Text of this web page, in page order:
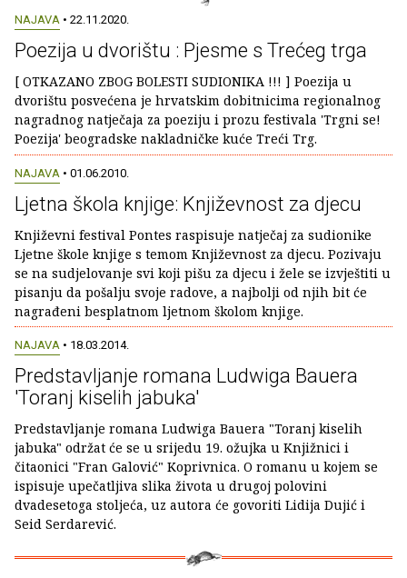
NAJAVA • 22.11.2020.
Poezija u dvorištu : Pjesme s Trećeg trga
[ OTKAZANO ZBOG BOLESTI SUDIONIKA !!! ] Poezija u
dvorištu posvećena je hrvatskim dobitnicima regionalnog
nagradnog natječaja za poeziju i prozu festivala 'Trgni se!
Poezija' beogradske nakladničke kuće Treći Trg.
NAJAVA • 01.06.2010.
Ljetna škola knjige: Književnost za djecu
Književni festival Pontes raspisuje natječaj za sudionike
Ljetne škole knjige s temom Književnost za djecu. Pozivaju
se na sudjelovanje svi koji pišu za djecu i žele se izvještiti u
pisanju da pošalju svoje radove, a najbolji od njih bit će
nagrađeni besplatnom ljetnom školom knjige.
NAJAVA • 18.03.2014.
Predstavljanje romana Ludwiga Bauera
'Toranj kiselih jabuka'
Predstavljanje romana Ludwiga Bauera "Toranj kiselih
jabuka" održat će se u srijedu 19. ožujka u Knjižnici i
čitaonici "Fran Galović" Koprivnica. O romanu u kojem se
ispisuje upečatljiva slika života u drugoj polovini
dvadesetoga stoljeća, uz autora će govoriti Lidija Dujić i
Seid Serdarević.